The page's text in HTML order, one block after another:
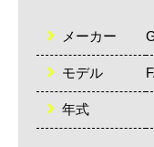
メーカー
モデル
年式